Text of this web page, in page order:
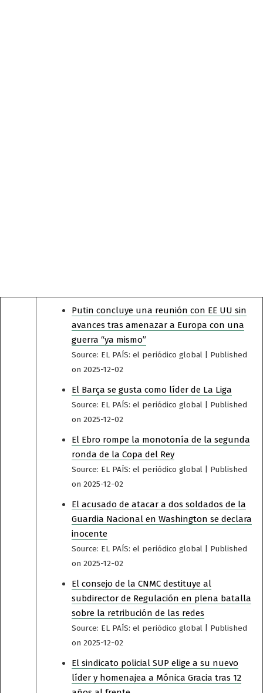
Putin concluye una reunión con EE UU sin
avances tras amenazar a Europa con una
guerra “ya mismo”
Source: EL PAÍS: el periódico global
Published
on 2025-12-02
El Barça se gusta como líder de La Liga
Source: EL PAÍS: el periódico global
Published
on 2025-12-02
El Ebro rompe la monotonía de la segunda
ronda de la Copa del Rey
Source: EL PAÍS: el periódico global
Published
on 2025-12-02
El acusado de atacar a dos soldados de la
Guardia Nacional en Washington se declara
inocente
Source: EL PAÍS: el periódico global
Published
on 2025-12-02
El consejo de la CNMC destituye al
subdirector de Regulación en plena batalla
sobre la retribución de las redes
Source: EL PAÍS: el periódico global
Published
on 2025-12-02
El sindicato policial SUP elige a su nuevo
líder y homenajea a Mónica Gracia tras 12